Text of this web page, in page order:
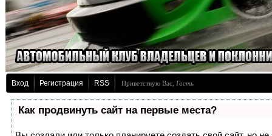
Вход Регистрация RSS Приветствую Вас Гость
Как продвинуть сайт на первые места?